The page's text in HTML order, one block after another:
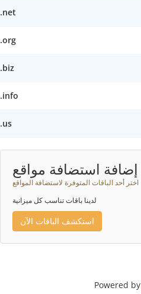
.net
.org
.biz
.info
.us
إضافة استضافة مواقع
اختر أحد الباقات المتوفرة لاستضافة المواقع
لدينا باقات تناسب كل ميزانية
استكشف الباقات الآن
Powered by